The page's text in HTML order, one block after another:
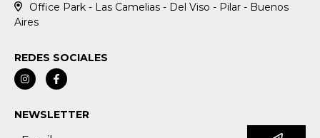
Office Park - Las Camelias - Del Viso - Pilar - Buenos
Aires
REDES SOCIALES
NEWSLETTER